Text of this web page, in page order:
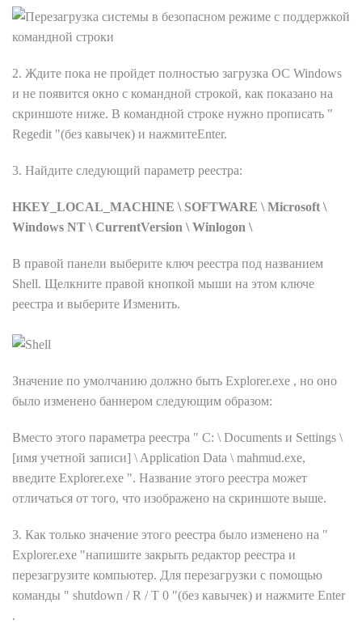
2. Ждите пока не пройдет полностью загрузка ОС Windows
и не появится окно с командной строкой, как показано на
скриншоте ниже. В командной строке нужно прописать "
Regedit "(без кавычек) и нажмитеEnter.
3. Найдите следующий параметр реестра:
HKEY_LOCAL_MACHINE \ SOFTWARE \ Microsoft \
Windows NT \ CurrentVersion \ Winlogon \
В правой панели выберите ключ реестра под названием
Shell. Щелкните правой кнопкой мыши на этом ключе
реестра и выберите Изменить.
Значение по умолчанию должно быть Explorer.exe , но оно
было изменено баннером следующим образом:
Вместо этого параметра реестра " C: \ Documents и Settings \
[имя учетной записи] \ Application Data \ mahmud.exe,
введите Explorer.exe ". Название этого реестра может
отличаться от того, что изображено на скриншоте выше.
3. Как только значение этого реестра было изменено на "
Explorer.exe "напишите закрыть редактор реестра и
перезагрузите компьютер. Для перезагрузки с помощью
команды " shutdown / R / T 0 "(без кавычек) и нажмите Enter
.